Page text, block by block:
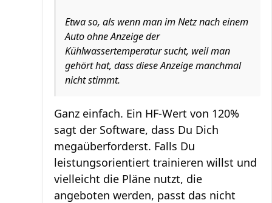
Etwa so, als wenn man im Netz nach einem
Auto ohne Anzeige der
Kühlwassertemperatur sucht, weil man
gehört hat, dass diese Anzeige manchmal
nicht stimmt.
Ganz einfach. Ein HF-Wert von 120%
sagt der Software, dass Du Dich
megaüberforderst. Falls Du
leistungsorientiert trainieren willst und
vielleicht die Pläne nutzt, die
angeboten werden, passt das nicht